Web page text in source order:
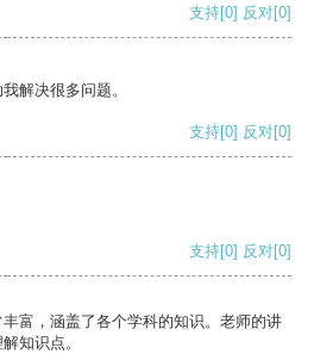
支持[0] 反对[0]
解决很多问题。
支持[0] 反对[0]
支持[0] 反对[0]
富，涵盖了各个学科的知识。老师的讲
知识点。